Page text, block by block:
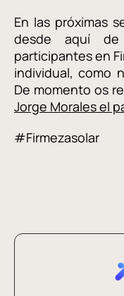
En las próximas
desde aquí
participantes en
individual, como
De momento os
Jorge Morales el
#Firmezasolar